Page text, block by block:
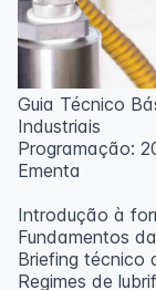
Guia Técnico
Industriais
Programação:
Ementa
Introdução à
Fundamentos
Briefing técnico
Regimes de